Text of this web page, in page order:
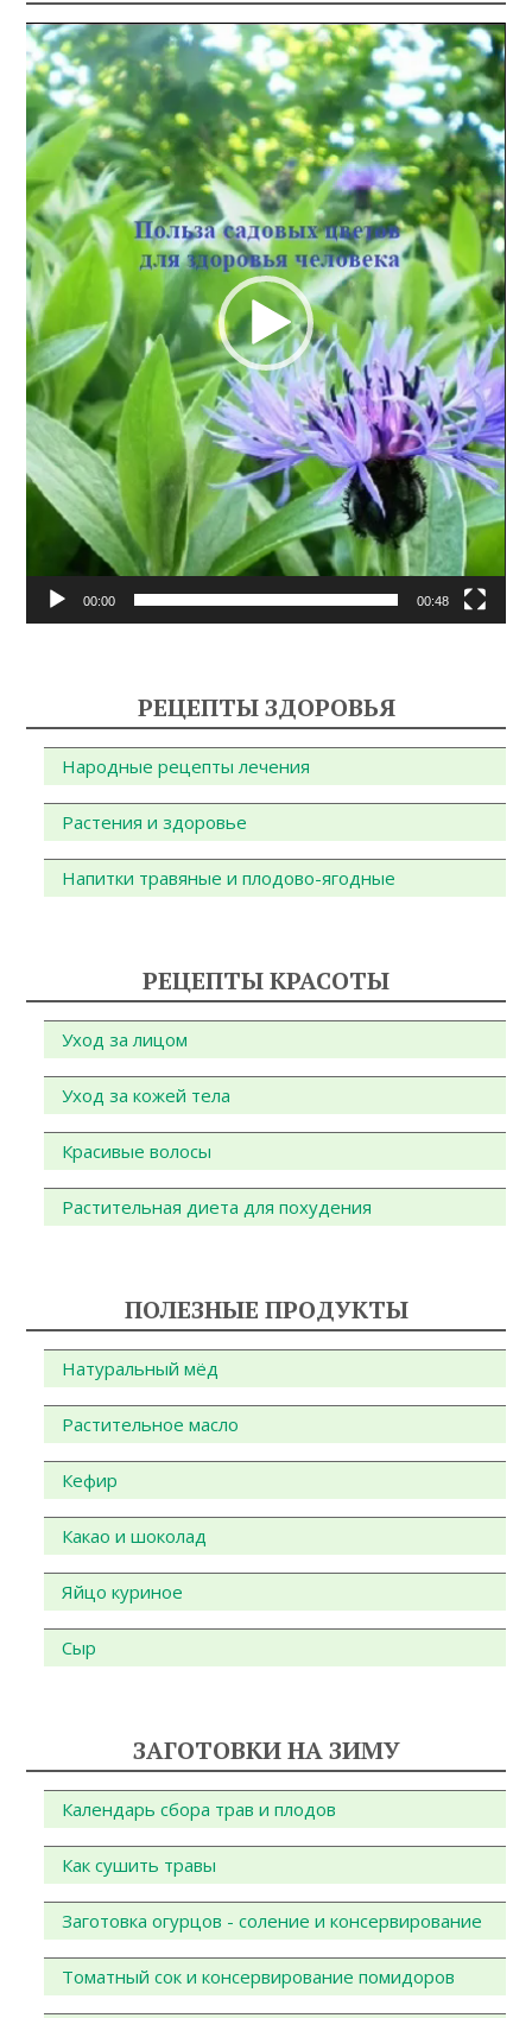
Видеоплеер
00:00 00:48
РЕЦЕПТЫ ЗДОРОВЬЯ
Народные рецепты лечения
Растения и здоровье
Напитки травяные и плодово-ягодные
РЕЦЕПТЫ КРАСОТЫ
Уход за лицом
Уход за кожей тела
Красивые волосы
Растительная диета для похудения
ПОЛЕЗНЫЕ ПРОДУКТЫ
Натуральный мёд
Растительное масло
Кефир
Какао и шоколад
Яйцо куриное
Сыр
ЗАГОТОВКИ НА ЗИМУ
Календарь сбора трав и плодов
Как сушить травы
Заготовка огурцов - соление и консервирование
Томатный сок и консервирование помидоров